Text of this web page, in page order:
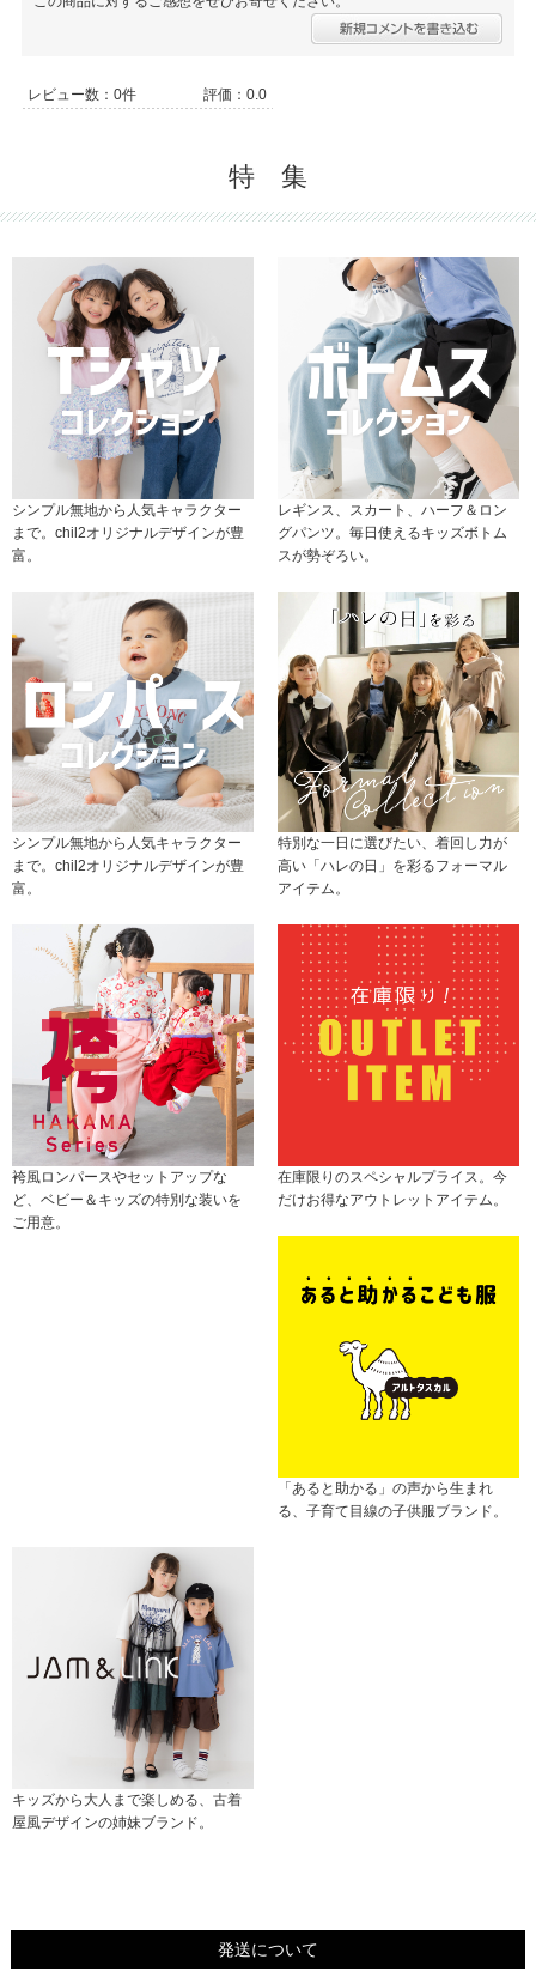
レビュー数：0件 評価：0.0
特 集
シンプル無地から人気キャラクター
まで。chil2オリジナルデザインが豊
富。
レギンス、スカート、ハーフ＆ロン
グパンツ。毎日使えるキッズボトム
スが勢ぞろい。
シンプル無地から人気キャラクター
まで。chil2オリジナルデザインが豊
富。
特別な一日に選びたい、着回し力が
高い「ハレの日」を彩るフォーマル
アイテム。
袴風ロンパースやセットアップな
ど、ベビー＆キッズの特別な装いを
ご用意。
在庫限りのスペシャルプライス。今
だけお得なアウトレットアイテム。
「あると助かる」の声から生まれ
る、子育て目線の子供服ブランド。
キッズから大人まで楽しめる、古着
屋風デザインの姉妹ブランド。
発送について